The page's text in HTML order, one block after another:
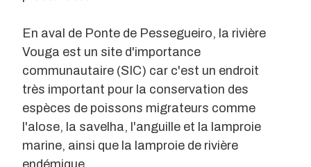
En aval de Ponte de Pessegueiro, la rivière
Vouga est un site d'importance
communautaire (SIC) car c'est un endroit
très important pour la conservation des
espèces de poissons migrateurs comme
l'alose, la savelha, l'anguille et la lamproie
marine, ainsi que la lamproie de rivière